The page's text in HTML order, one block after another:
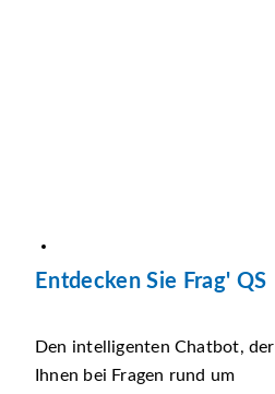
Entdecken Sie Frag' QS
Den intelligenten Chatbot, der
Ihnen bei Fragen rund um